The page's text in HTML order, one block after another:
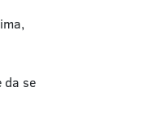
da se